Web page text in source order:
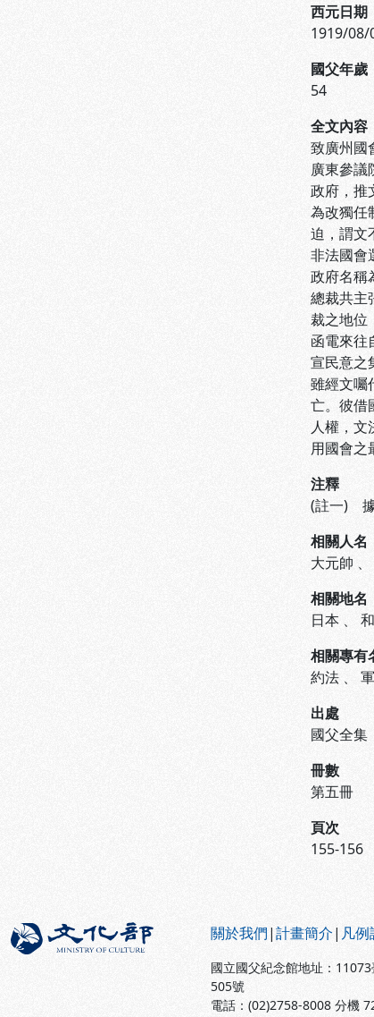
西元日期
1919/08/
國父年歲
54
全文內容
致廣州國
廣東參議
政府，推
為改獨任
迫，謂文
非法國會
政府名稱
總裁共主
裁之地位
函電來往
宣民意之
雖經文囑
亡。彼借
人權，文
用國會之
注釋
(註一) 據
相關人名
大元帥 、
相關地名
日本 、
相關專有
約法 、
出處
國父全集
冊數
第五冊
頁次
155-156
關於我們|計畫簡介| 凡例
國立國父紀念館地址：
505號
電話：(02)2758-8008 分機